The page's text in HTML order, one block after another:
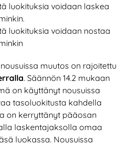
luokituksia voidaan laskea
luokituksia voidaan nostaa
muutos on rajoitettu
. Säännön 14.2 mukaan
on käyttänyt nousuissa
tasoluokitusta kahdella
on kerryttänyt pääosan
laskentajaksolla omaa
luokassa. Nousuissa